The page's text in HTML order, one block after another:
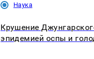
Наука
Крушение
эпидемией оспы и